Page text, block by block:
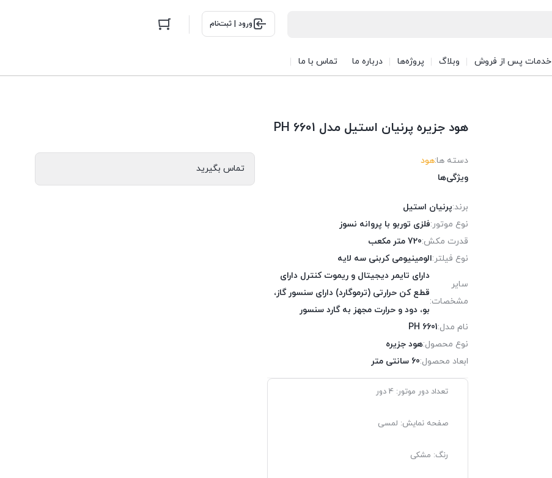
ورود | ثبت‌نام
خدمات پس از فروش وبلاگ پروژه‌ها درباره ما تماس با ما
هود جزیره پرنیان استیل مدل PH 6601
دسته ها:هود
ویژگی‌ها
برند:پرنیان استیل
نوع موتور:فلزی توربو با پروانه نسوز
قدرت مکش:720 متر مکعب
نوع فیلتر:الومینیومی کربنی سه لایه
سایر
مشخصات:
دارای تایمر دیجیتال و ریموت کنترل دارای
قطع کن حرارتی (ترموگارد) دارای سنسور گاز،
بو، دود و حرارت مجهز به گارد سنسور
نام مدل:PH 6601
نوع محصول:هود جزیره
ابعاد محصول:60 سانتی متر
تعداد دور موتور: 4 دور
صفحه نمایش: لمسی
رنگ: مشکی
تماس بگیرید